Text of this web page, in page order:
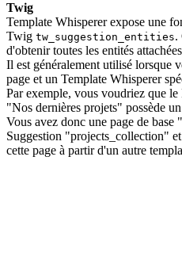
Twig
Template Whisperer expose une
Twig tw_suggestion_entities.
d'obtenir toutes les entités
Il est généralement utilisé lorsque
page et un Template Whisperer
Par exemple, vous voudriez que
"Nos dernières projets" possède
Vous avez donc une page de base
Suggestion "projects_collection"
cette page à partir d'un autre